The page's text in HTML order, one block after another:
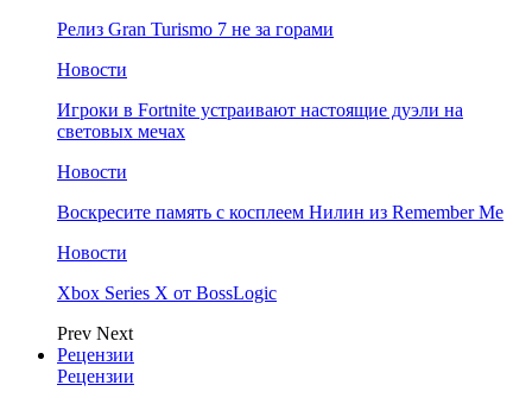
Релиз Gran Turismo 7 не за горами
Новости
Игроки в Fortnite устраивают настоящие дуэли на
световых мечах
Новости
Воскресите память с косплеем Нилин из Remember Me
Новости
Xbox Series X от BossLogic
Prev Next
Рецензии
Рецензии